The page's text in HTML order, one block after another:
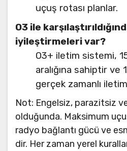
uçuş rotası planlar.
O3 ile
iyileştirmeleri var?
O3+ iletim sistemi,
aralığına sahiptir
gerçek zamanlı
Not: Engelsiz, parazitsiz
olduğunda. Maksimum
radyo bağlantı gücü ve
dir. Her zaman yerel